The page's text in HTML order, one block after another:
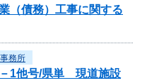
（債務）工事に関する
務所
－1他号/県単 現道施設